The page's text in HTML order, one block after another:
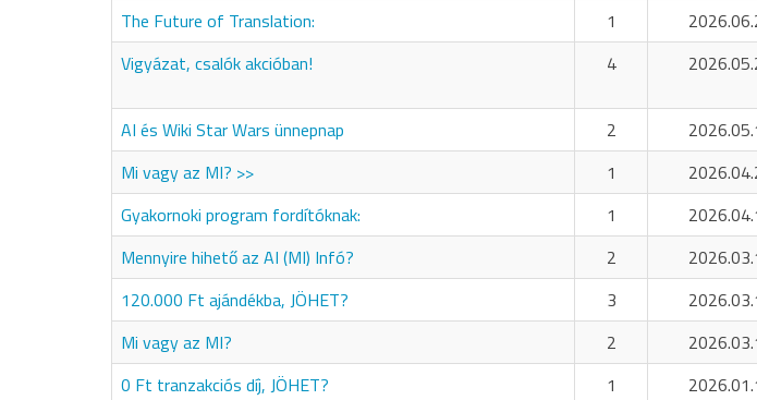
The Future of Translation:
1
Vigyázat, csalók akcióban!
4
AI és Wiki Star Wars ünnepnap
2
Mi vagy az MI? >>
1
Gyakornoki program fordítóknak:
1
Mennyire hihető az AI (MI) Infó?
2
120.000 Ft ajándékba, JÖHET?
3
Mi vagy az MI?
2
0 Ft tranzakciós díj, JÖHET?
1